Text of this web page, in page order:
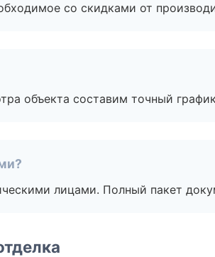
со скидками от
объекта составим точный
лицами. Полный пакет